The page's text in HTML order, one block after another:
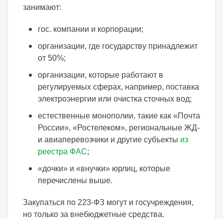
занимают:
гос. компании и корпорации;
организации, где государству принадлежит
от 50%;
организации, которые работают в
регулируемых сферах, например, поставка
электроэнергии или очистка сточных вод;
естественные монополии, такие как «Почта
России», «Ростелеком», региональные ЖД-
и авиаперевозчики и другие субъекты из
реестра ФАС;
«дочки» и «внучки» юрлиц, которые
перечислены выше.
Закупаться по 223-ФЗ могут и госучреждения,
но только за внебюджетные средства.